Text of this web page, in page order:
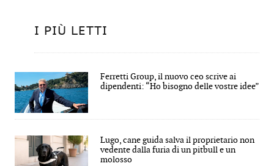
I PIÙ LETTI
Ferretti Group, il nuovo ceo scrive ai
dipendenti: “Ho bisogno delle vostre idee”
Lugo, cane guida salva il proprietario non
vedente dalla furia di un pitbull e un
molosso